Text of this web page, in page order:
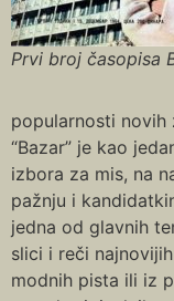
Prvi broj časopisa
popularnosti novih
“Bazar” je kao
izbora za mis, na
pažnju i
jedna od glavnih
slici i reči
modnih pista ili iz